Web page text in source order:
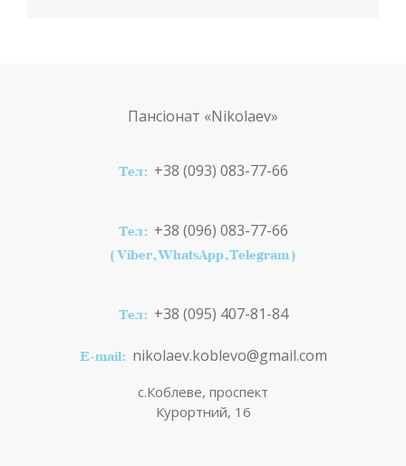
Пансіонат «Nikolaev»
Тел: +38 (093) 083-77-66
Тел: +38 (096) 083-77-66
(Viber,WhatsApp,Telegram)
Тел: +38 (095) 407-81-84
E-mail: nikolaev.koblevo@gmail.com
с.Коблеве, проспект
Курортний, 16